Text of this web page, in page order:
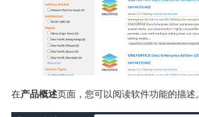
在产品概述页面，您可以阅读软件功能的描述。